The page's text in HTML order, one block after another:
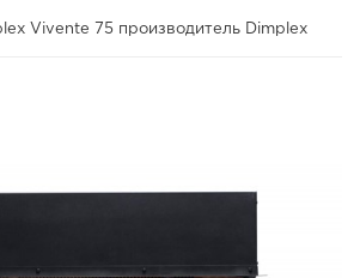
Vivente 75 производитель Dimplex